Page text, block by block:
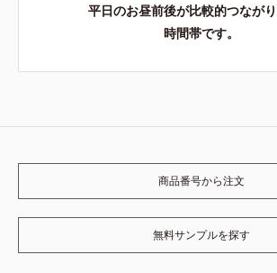
平日のお昼前後が比較的つなが
時間帯です。
商品番号から注文
無料サンプルを探す